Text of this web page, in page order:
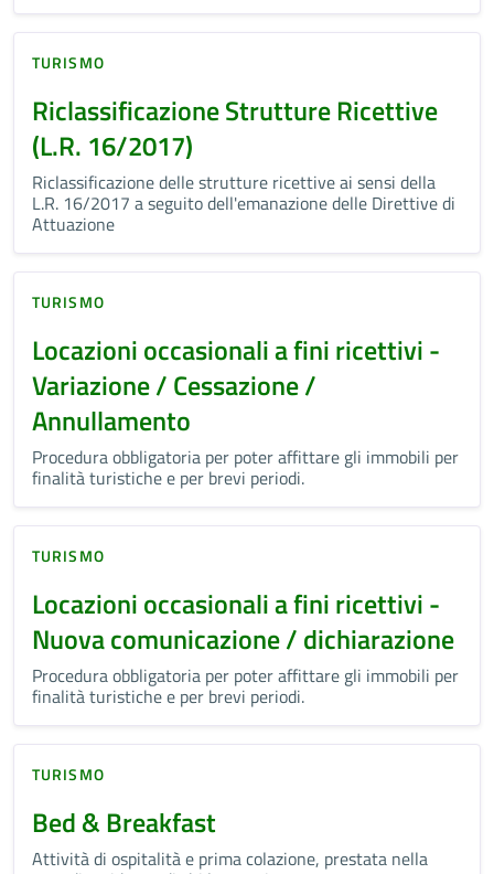
TURISMO
Riclassificazione Strutture Ricettive
(L.R. 16/2017)
Riclassificazione delle strutture ricettive ai sensi della
L.R. 16/2017 a seguito dell'emanazione delle Direttive di
Attuazione
TURISMO
Locazioni occasionali a fini ricettivi -
Variazione / Cessazione /
Annullamento
Procedura obbligatoria per poter affittare gli immobili per
finalità turistiche e per brevi periodi.
TURISMO
Locazioni occasionali a fini ricettivi -
Nuova comunicazione / dichiarazione
Procedura obbligatoria per poter affittare gli immobili per
finalità turistiche e per brevi periodi.
TURISMO
Bed & Breakfast
Attività di ospitalità e prima colazione, prestata nella